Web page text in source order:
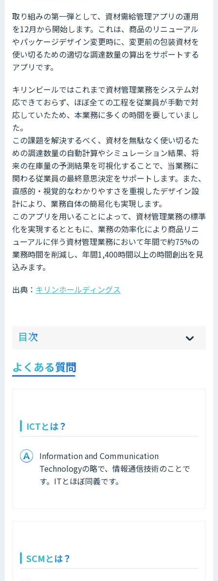
取り組みの第一弾として、資材需給管理アプリの運用
を12月から開始します。これは、商品のリニューアル
やパッケージデザイン変更時に、変更前の包装資材を
使い切るための適切な調達数量の算出をサポートする
アプリです。
キリンビールではこれまで資材管理業務をシステム対
応できておらず、ほぼ全ての工程を従業員が手動で対
応していたため、本業務に多くの時間を要していまし
た。
この課題を解決するべく、資材を無駄なく使い切るた
めの調達数量の自動計算やシミュレーション結果、将
来の在庫量の予測結果を可視化することで、当業務に
関わる従業員の最終意思決定をサポートします。また、
直感的・視覚的なわかりやすさを重視したデザイン設
計により、業務自体の簡易化も実現します。
このアプリを用いることによって、資材管理業務の標準
化を実現するとともに、業務の効率化により商品リニ
ューアルに伴う資材管理業務において年間で約75%の
業務時間を削減し、年間1,400時間以上の時間創出を見
込みます。
出典： キリンホールディングス
目次 hi
]
sh
]
よくある質問
ICTとは？
Information and Communication
Technologyの略で、情報通信技術のことで
す。ITとほぼ同義です。
SCMとは？